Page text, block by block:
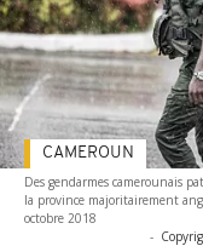
Des gendarmes camerounais
la province majoritairement
octobre 2018
-
CAMEROUN